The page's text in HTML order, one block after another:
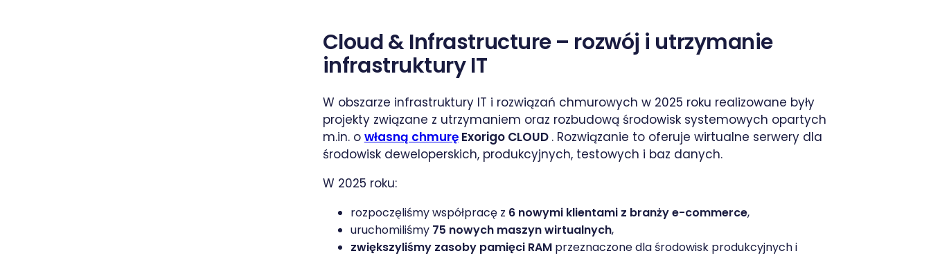
Cloud & Infrastructure – rozwój i utrzymanie
infrastruktury IT
W obszarze infrastruktury IT i rozwiązań chmurowych w 2025 roku realizowane były
projekty związane z utrzymaniem oraz rozbudową środowisk systemowych opartych
m.in. o własną chmuręExorigo CLOUD . Rozwiązanie to oferuje wirtualne serwery dla
środowisk deweloperskich, produkcyjnych, testowych i baz danych.
W 2025 roku:
rozpoczęliśmy współpracę z 6 nowymi klientami z branży e-commerce,
uruchomiliśmy 75 nowych maszyn wirtualnych,
zwiększyliśmy zasoby pamięci RAMprzeznaczone dla środowisk produkcyjnych i